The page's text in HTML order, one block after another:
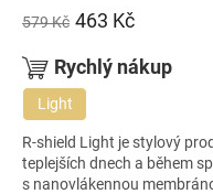
579 Kč 463 Kč
Rychlý nákup
Light
R-shield Light je stylový
teplejších dnech a během
s nanovlákennou